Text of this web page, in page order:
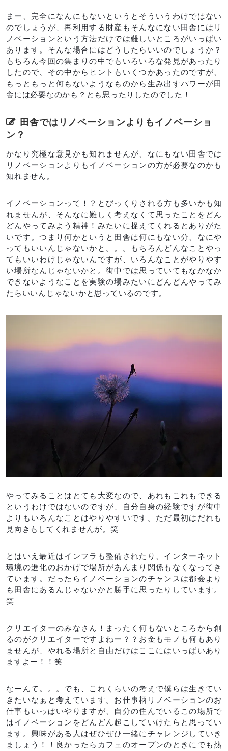
まー、完全になんにもないというとそういうわけではない
のでしょうが、再利用する財産もそんなにない田舎にはリ
ノベーションという方法だけでは難しいところがいっぱい
あります。そんな場合にはどうしたらいいのでしょうか？
もちろん今回の集まりの中でもいろいろな発見があったり
したので、その中からヒントもいくつかあったのですが、
もっともっと何もないようなものから生み出すパワーが田
舎には必要なのかも？とも思ったりしたのでした！
田舎ではリノベーションよりもイノベーショ
ン？
かなり究極な意見かも知れませんが、なにもない田舎では
リノベーションよりもイノベーションの方が必要なのかも
知れません。
イノベーションって！？とびっくりされる方も多いかも知
れませんが、そんなに難しく考えなくて思ったことをどん
どんやってみよう精神！みたいに捉えてくれるとありがた
いです。つまり何かというと田舎は何にもない分、なにや
ってもいいんじゃないかと。。。もちろんどんなことやっ
てもいいわけじゃないんですが、いろんなことがやりやす
い場所なんじゃないかと。街中では思っていてもなかなか
できないようなことを実験の場みたいにどんどんやってみ
たらいいんじゃないかと思っているのです。
やってみることはとても大変なので、あれもこれもできる
というわけではないのですが、自分自身の経験ですが街中
よりもいろんなことはやりやすいです。ただ最初はだれも
見向きもしてくれませんが。笑
とはいえ最近はインフラも整備されたり、インターネット
環境の進化のおかげで場所があんまり関係もなくなってき
ています。だったらイノベーションのチャンスは都会より
も田舎にあるんじゃないかと勝手に思ったりしています。
笑
クリエイターのみなさん！まったく何もないところから創
るのがクリエイターですよねー？？お金もモノも何もあり
ませんが、やれる場所と自由だけはここにはいっぱいあり
ますよー！！笑
なーんて。。。でも、これくらいの考えで僕らは生きてい
きたいなぁと考えています。お仕事柄リノベーションのお
仕事もいっぱいやりますが、自分の住んでいるこの場所で
はイノベーションをどんどん起こしていけたらと思ってい
ます。興味がある人はぜひぜひ一緒にチャレンジしていき
ましょう！！良かったらカフェのオープンのときにでも熱